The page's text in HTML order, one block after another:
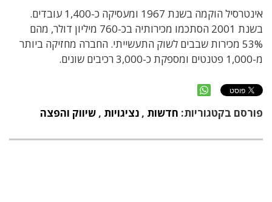
אינטרסיל הוקמה בשנת 1967 ומעסיקה כ-1,400 עובדים.
בשנת 2001 הסתכמו מכירותיה בכ-760 מיליון דולר, מהם
53% מכירות שבבים לשוק התעשייתי. החברה מחזיקה ביותר
מ-1,000 פטנטים ומספקת כ-3,000 רכיבים שונים.
פורסם בקטגוריות: חדשות , נציגויות , שיווק והפצה